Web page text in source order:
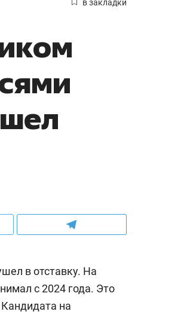
в закладки
в отставку. На
с 2024 года. Это
на